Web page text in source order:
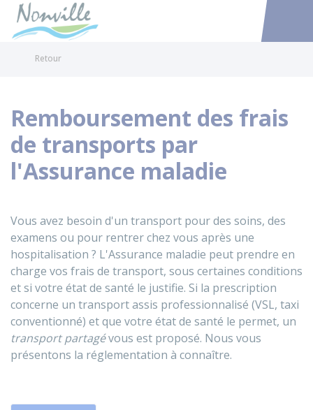
Accéder
Retour
Remboursement des frais
de transports par
l'Assurance maladie
Vous avez besoin d'un transport pour des soins, des
examens ou pour rentrer chez vous après une
hospitalisation ? L'Assurance maladie peut prendre en
charge vos frais de transport, sous certaines conditions
et si votre état de santé le justifie. Si la prescription
concerne un transport assis professionnalisé (VSL, taxi
conventionné) et que votre état de santé le permet, un
transport partagévous est proposé. Nous vous
présentons la réglementation à connaître.